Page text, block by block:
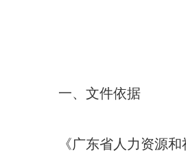
一、文件依据
《广东省人力资源